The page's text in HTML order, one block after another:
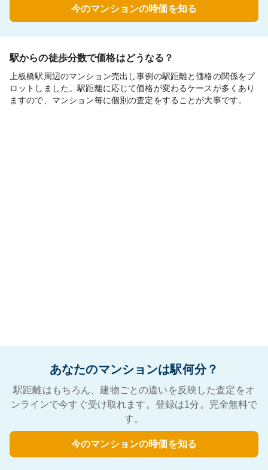
今のマンションの時価を知る
駅からの徒歩分数で価格はどうなる？
上板橋駅周辺のマンション売出し事例の駅距離と価格の関係をプ
ロットしました。駅距離に応じて価格が変わるケースが多くあり
ますので、マンション毎に個別の査定をすることが大事です。
あなたのマンションは駅何分？
駅距離はもちろん、建物ごとの違いを反映した査定をオ
ンラインで今すぐ受け取れます。登録は1分。完全無料で
す。
今のマンションの時価を知る